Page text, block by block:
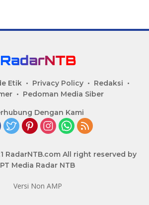
Etik Privacy Policy
Redaksi
Pedoman Media Siber
Dengan Kami
RadarNTB.com All right reserved by
PT Media Radar NTB
Versi Non AMP